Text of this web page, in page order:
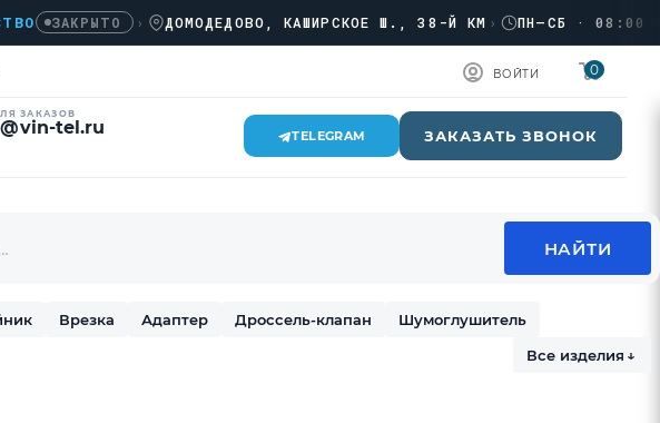
ЗАКРЫТО › ДОМОДЕДОВО, КАШИРСКОЕ Ш., 38-Й КМ › ПН–СБ · 08:00 →
ВОЙТИ 0
ЗАКАЗОВ
tel.ru TELEGRAM ЗАКАЗАТЬ ЗВОНОК
Врезка Адаптер Дроссель-клапан
Шумоглушитель
Все изделия ↓